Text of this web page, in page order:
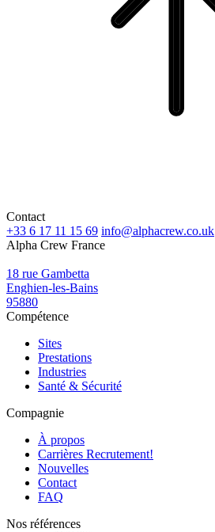
Contact
+33 6 17 11 15 69 info@alphacrew.co.uk
Alpha Crew France
18 rue Gambetta
Enghien-les-Bains
95880
Compétence
Sites
Prestations
Industries
Santé & Sécurité
Compagnie
À propos
Carrières Recrutement!
Nouvelles
Contact
FAQ
Nos références